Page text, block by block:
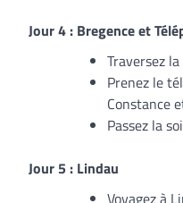
Jour 4 : Bregence et
Traversez
Prenez le
Constance
Passez la
Jour 5 : Lindau
Voyagez à